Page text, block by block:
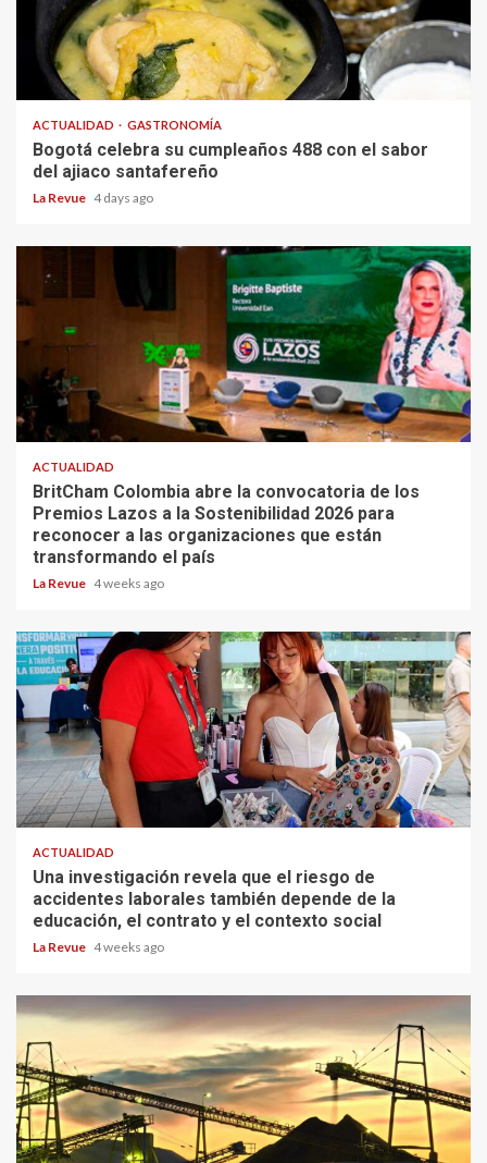
ACTUALIDAD GASTRONOMÍA
Bogotá celebra su cumpleaños 488 con el sabor
del ajiaco santafereño
La Revue 4 days ago
ACTUALIDAD
BritCham Colombia abre la convocatoria de los
Premios Lazos a la Sostenibilidad 2026 para
reconocer a las organizaciones que están
transformando el país
La Revue 4 weeks ago
ACTUALIDAD
Una investigación revela que el riesgo de
accidentes laborales también depende de la
educación, el contrato y el contexto social
La Revue 4 weeks ago